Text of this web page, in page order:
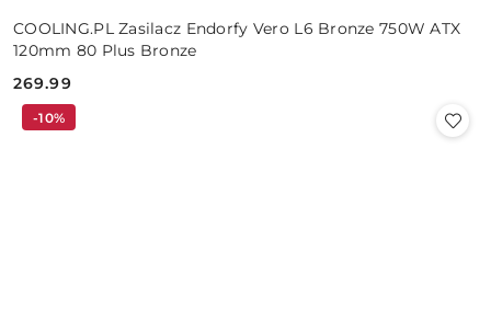
COOLING.PL Zasilacz Endorfy Vero L6 Bronze 750W ATX
120mm 80 Plus Bronze
Cena:
269.99
-10%